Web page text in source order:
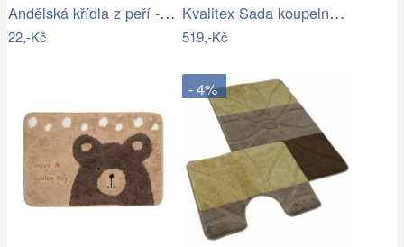
Andělská křídla z peří - zápich, bílá,…
22,-Kč
Kvalitex Sada koupelnových předložek…
519,-Kč
- 4%